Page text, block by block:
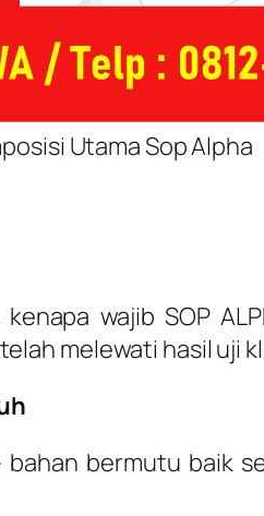
Utama Sop Alpha
wajib SOP
melewati hasil uji
bahan bermutu